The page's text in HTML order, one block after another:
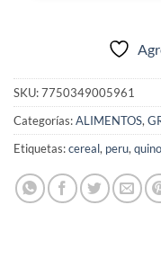
SKU:7750349005961
Categorías:ALIMENTOS,
Etiquetas:cereal, peru,